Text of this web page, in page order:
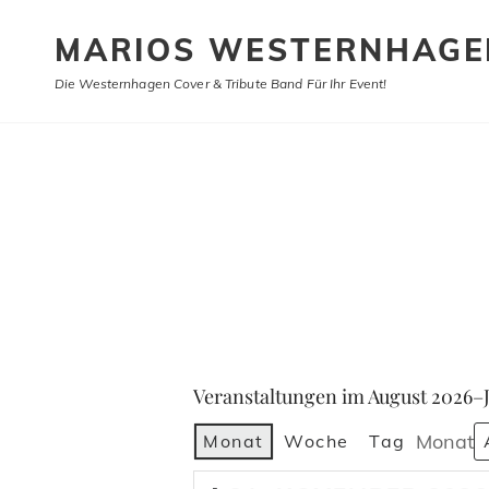
MARIOS
Die Westernhagen Cover & Tribute Band Für Ihr Event!
Veranstaltungen im August
Monat Woche Tag Monat